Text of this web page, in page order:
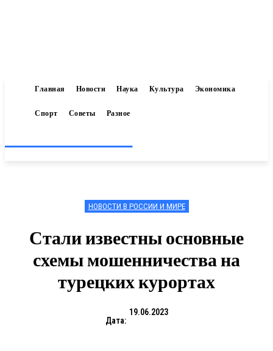
Главная Новости Наука Культура Экономика
Спорт Советы Разное
НОВОСТИ В РОССИИ И МИРЕ
Стали известны основные
схемы мошенничества на
турецких курортах
Дата:
19.06.2023